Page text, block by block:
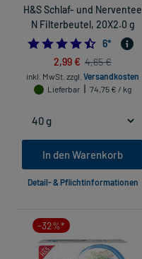
H&S Schlaf- und Nerventee
N Filterbeutel, 20X2.0 g
4.5
6*
2,99 € 4,65 €
inkl. MwSt. zzgl. Versandkosten
Lieferbar
74,75 € / kg
In den Warenkorb
Detail- & Pflichtinformationen
-32%*